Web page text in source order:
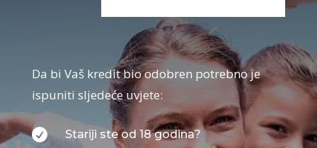
Da bi Vaš kredit bio odobren potrebno je
ispuniti sljedeće uvjete:
 Stariji ste od 18 godina?